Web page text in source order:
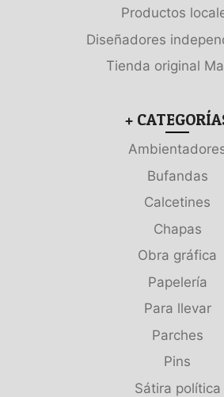
Productos
Diseñadores
Tienda original
+
Bufandas
Calcetines
Chapas
Obra gráfica
Papelería
Para llevar
Parches
Pins
Sátira política